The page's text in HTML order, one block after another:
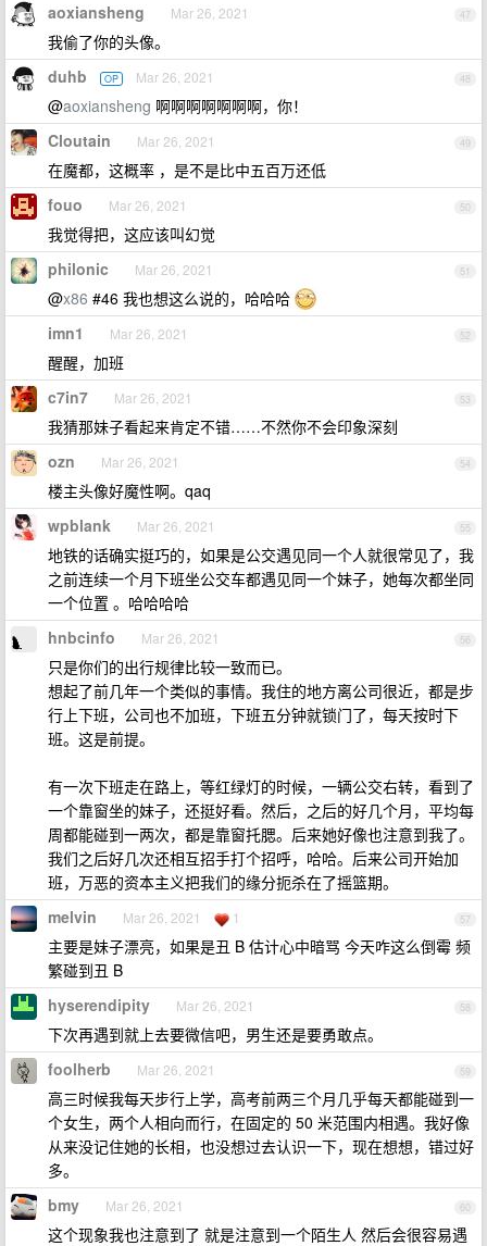
47
aoxiansheng Mar 26, 2021
我偷了你的头像。
48
duhb OP Mar 26, 2021
@aoxiansheng 啊啊啊啊啊啊啊，你！
49
Cloutain Mar 26, 2021
在魔都，这概率 ，是不是比中五百万还低
50
fouo Mar 26, 2021
我觉得把，这应该叫幻觉
51
philonic Mar 26, 2021
@x86 #46 我也想这么说的，哈哈哈
52
imn1 Mar 26, 2021
醒醒，加班
53
c7in7 Mar 26, 2021
我猜那妹子看起来肯定不错……不然你不会印象深刻
54
ozn Mar 26, 2021
楼主头像好魔性啊。qaq
55
wpblank Mar 26, 2021
地铁的话确实挺巧的，如果是公交遇见同一个人就很常见了，我
之前连续一个月下班坐公交车都遇见同一个妹子，她每次都坐同
一个位置 。哈哈哈哈
56
hnbcinfo Mar 26, 2021
只是你们的出行规律比较一致而已。
想起了前几年一个类似的事情。我住的地方离公司很近，都是步
行上下班，公司也不加班，下班五分钟就锁门了，每天按时下
班。这是前提。
有一次下班走在路上，等红绿灯的时候，一辆公交右转，看到了
一个靠窗坐的妹子，还挺好看。然后，之后的好几个月，平均每
周都能碰到一两次，都是靠窗托腮。后来她好像也注意到我了。
我们之后好几次还相互招手打个招呼，哈哈。后来公司开始加
班，万恶的资本主义把我们的缘分扼杀在了摇篮期。
57
melvin Mar 26, 2021 1
主要是妹子漂亮，如果是丑 B 估计心中暗骂 今天咋这么倒霉 频
繁碰到丑 B
58
hyserendipity Mar 26, 2021
下次再遇到就上去要微信吧，男生还是要勇敢点。
59
foolherb Mar 26, 2021
高三时候我每天步行上学，高考前两三个月几乎每天都能碰到一
个女生，两个人相向而行，在固定的 50 米范围内相遇。我好像
从来没记住她的长相，也没想过去认识一下，现在想想，错过好
多。
60
bmy Mar 26, 2021
这个现象我也注意到了 就是注意到一个陌生人 然后会很容易遇